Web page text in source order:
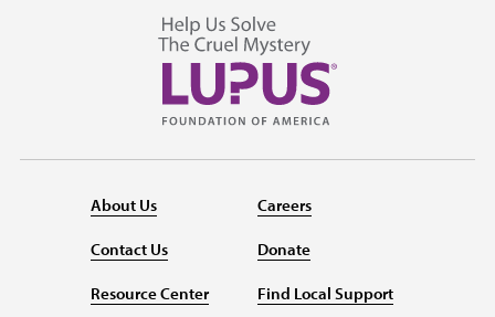
About Us
Contact Us
Resource Center
Careers
Donate
Find Local Support